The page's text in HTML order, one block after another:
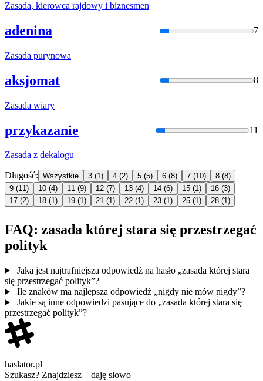
Zasada, kierowca rajdowy i biznesmen
adenina 7
Zasada purynowa
aksjomat 8
Zasada wiary
przykazanie 11
Zasada z dekalogu
Długość: Wszystkie 3 (1) 4 (2) 5 (5) 6 (8) 7 (10) 8 (8)
9 (11) 10 (4) 11 (9) 12 (7) 13 (4) 14 (6) 15 (1) 16 (3)
17 (2) 18 (1) 19 (1) 21 (1) 22 (1) 23 (1) 25 (1) 28 (1)
FAQ: zasada której stara się przestrzegać
polityk
Jaka jest najtrafniejsza odpowiedź na hasło „zasada której stara
się przestrzegać polityk”?
Ile znaków ma najlepsza odpowiedź „nigdy nie mów nigdy”?
Jakie są inne odpowiedzi pasujące do „zasada której stara się
przestrzegać polityk”?
haslator.pl
Szukasz? Znajdziesz – daję słowo